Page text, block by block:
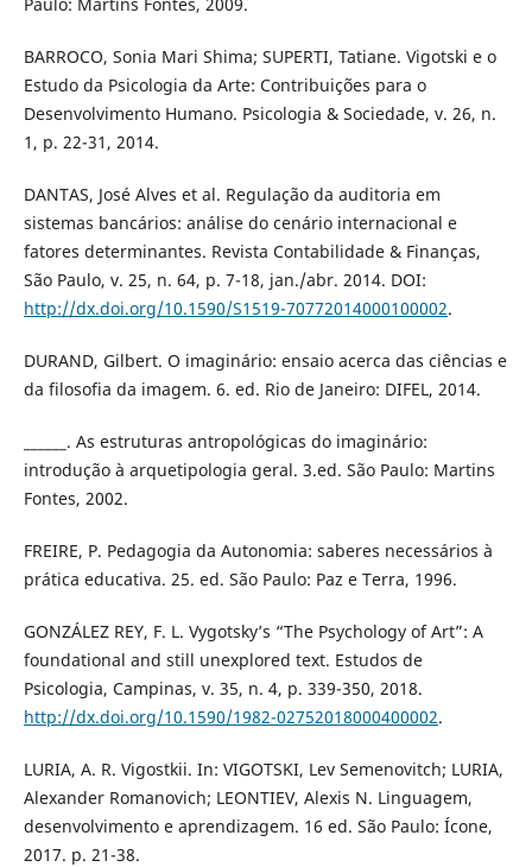
BARROCO, Sonia Mari Shima; SUPERTI, Tatiane. Vigotski e o
Estudo da Psicologia da Arte: Contribuições para o
Desenvolvimento Humano. Psicologia & Sociedade, v. 26, n.
1, p. 22-31, 2014.
DANTAS, José Alves et al. Regulação da auditoria em
sistemas bancários: análise do cenário internacional e
fatores determinantes. Revista Contabilidade & Finanças,
São Paulo, v. 25, n. 64, p. 7-18, jan./abr. 2014. DOI:
http://dx.doi.org/10.1590/S1519-70772014000100002.
DURAND, Gilbert. O imaginário: ensaio acerca das ciências e
da filosofia da imagem. 6. ed. Rio de Janeiro: DIFEL, 2014.
______. As estruturas antropológicas do imaginário:
introdução à arquetipologia geral. 3.ed. São Paulo: Martins
Fontes, 2002.
FREIRE, P. Pedagogia da Autonomia: saberes necessários à
prática educativa. 25. ed. São Paulo: Paz e Terra, 1996.
GONZÁLEZ REY, F. L. Vygotsky’s “The Psychology of Art”: A
foundational and still unexplored text. Estudos de
Psicologia, Campinas, v. 35, n. 4, p. 339-350, 2018.
http://dx.doi.org/10.1590/1982-02752018000400002.
LURIA, A. R. Vigostkii. In: VIGOTSKI, Lev Semenovitch; LURIA,
Alexander Romanovich; LEONTIEV, Alexis N. Linguagem,
desenvolvimento e aprendizagem. 16 ed. São Paulo: Ícone,
2017. p. 21-38.